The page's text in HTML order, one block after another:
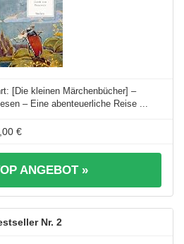
[Die kleinen Märchenbücher] –
– Eine abenteuerliche Reise ...
€
ANGEBOT »
2